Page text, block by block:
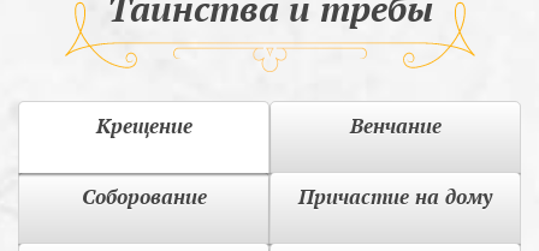
Крещение Венчание
Соборование Причастие на дому